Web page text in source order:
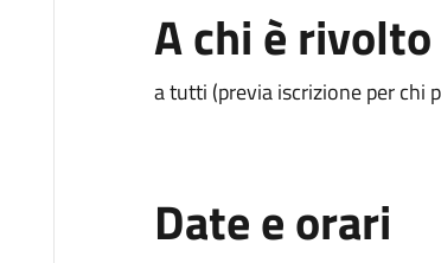
A chi è rivolto
a tutti (previa iscrizione per chi
Date e orari